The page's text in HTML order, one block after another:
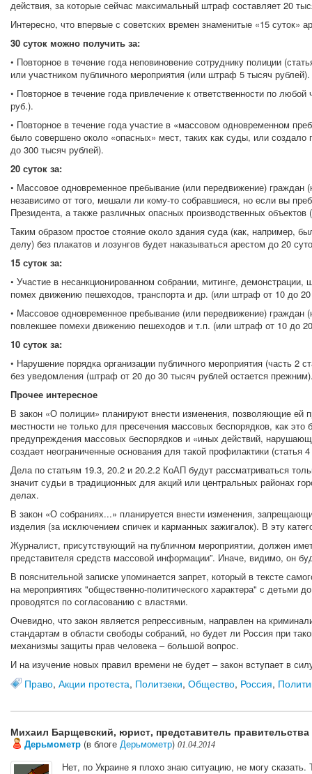
действия, за которые сейчас максимальный штраф составляет 20
Интересно, что впервые с советских времен знаменитые «15 суток»
30 суток можно получить за:
• Повторное в течение года неповиновение сотруднику полиции
или участником публичного мероприятия (или штраф 5 тысяч рублей).
• Повторное в течение года привлечение к ответственности по
руб.).
• Повторное в течение года участие в «массовом одновременном
было совершено около «опасных» мест, таких как суды, или
до 300 тысяч рублей).
20 суток за:
• Массовое одновременное пребывание (или передвижение)
независимо от того, мешали ли кому-то собравшиеся, но если вы
Президента, а также различных опасных производственных
Таким образом простое стояние около здания суда (как, например,
делу) без плакатов и лозунгов будет наказываться арестом до 20
15 суток за:
• Участие в несанкционированном собрании, митинге,
помех движению пешеходов, транспорта и др. (или штраф от 10 до
• Массовое одновременное пребывание (или передвижение)
повлекшее помехи движению пешеходов и т.п. (или штраф от 10 до
10 суток за:
• Нарушение порядка организации публичного мероприятия (часть 2
без уведомления (штраф от 20 до 30 тысяч рублей остается
Прочее интересное
В закон «О полиции» планируют внести изменения, позволяющие ей
местности не только для пресечения массовых беспорядков, как
предупреждения массовых беспорядков и «иных действий,
создает неограниченные основания для такой профилактики (статья 4
Дела по статьям 19.3, 20.2 и 20.2.2 КоАП будут рассматриваться
значит судьи в традиционных для акций или центральных районах
делах.
В закон «О собраниях...» планируется внести изменения,
изделия (за исключением спичек и карманных зажигалок). В эту
Журналист, присутствующий на публичном мероприятии, должен
представителя средств массовой информации”. Иначе, видимо, он
В пояснительной записке упоминается запрет, который в тексте
на мероприятиях "общественно-политического характера" с детьми
проводятся по согласованию с властями.
Очевидно, что закон является репрессивным, направлен на
стандартам в области свободы собраний, но будет ли Россия при
механизмы защиты прав человека – большой вопрос.
И на изучение новых правил времени не будет – закон вступает в
Право, Акции протеста, Политзеки, Общество, Россия,
Михаил Барщевский, юрист, представитель
Дерьмометр (в блоге Дерьмометр) 01.04.2014
Нет, по Украине я плохо знаю ситуацию, не могу